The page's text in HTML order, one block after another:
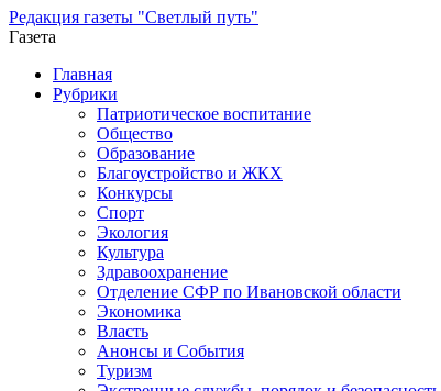
Редакция газеты "Светлый путь"
Газета
Промотать
содержимому
Главная
Рубрики
Патриотическое воспитание
Общество
Образование
Благоустройство и ЖКХ
Конкурсы
Спорт
Экология
Культура
Здравоохранение
Отделение СФР по Ивановской области
Экономика
Власть
Анонсы и События
Туризм